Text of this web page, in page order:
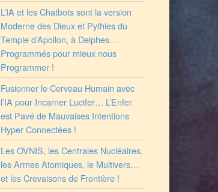
L’IA et les Chatbots sont la version
Moderne des Dieux et Pythies du
Temple d’Apollon, à Delphes…
Programmés pour mieux nous
Programmer !
Fusionner le Cerveau Humain avec
l’IA pour Incarner Lucifer… L’Enfer
est Pavé de Mauvaises Intentions
Hyper Connectées !
Les OVNIS, les Centrales Nucléaires,
les Armes Atomiques, le Multivers…
et les Crevaisons de Frontière !